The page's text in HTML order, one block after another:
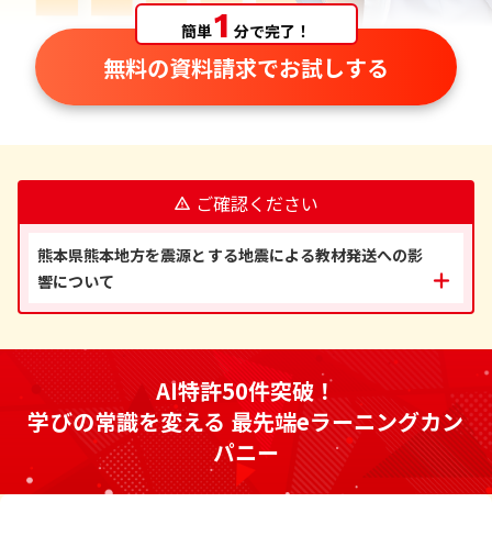
簡単1 分で完了！
無料の資料請求でお試しする
ご確認ください
熊本県熊本地方を震源とする地震による教材発送への影
響について
AI特許50件突破！
学びの常識を変える 最先端eラーニングカン
パニー